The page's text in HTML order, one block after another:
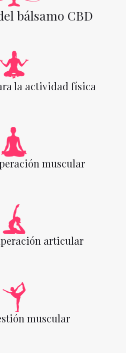
bálsamo CBD
la actividad física
muscular
articular
muscular